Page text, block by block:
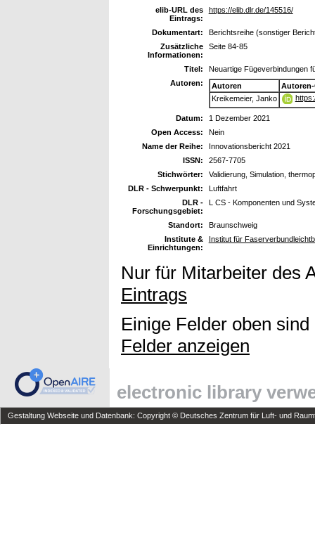
elib-URL des
Eintrags:
https://elib.dlr.de/145516/
Dokumentart:
Berichtsreihe (sonstiger
Zusätzliche
Informationen:
Seite 84-85
Titel:
Neuartige Fügeverbindungen
Autoren:
Autoren
Autoren-
Kreikemeier, Janko
Datum:
1 Dezember 2021
Open Access:
Nein
Name der Reihe:
Innovationsbericht 2021
ISSN:
2567-7705
Stichwörter:
Validierung, Simulation,
DLR - Schwerpunkt:
Luftfahrt
DLR -
Forschungsgebiet:
L CS - Komponenten und
Standort:
Braunschweig
Institute &
Einrichtungen:
Institut für
Nur für Mitarbeiter des
Eintrags
Einige Felder oben
Felder anzeigen
electronic library
Gestaltung Webseite und Datenbank: Copyright © Deutsches Zentrum für Luft- und